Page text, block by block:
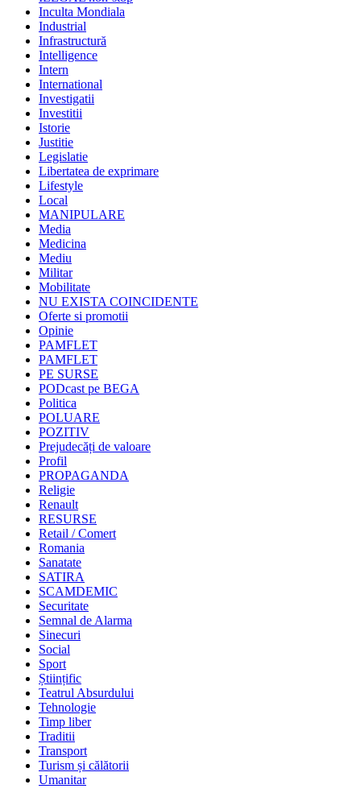
Inculta Mondiala
Industrial
Infrastructură
Intelligence
Intern
International
Investigatii
Investitii
Istorie
Justitie
Legislatie
Libertatea de exprimare
Lifestyle
Local
MANIPULARE
Media
Medicina
Mediu
Militar
Mobilitate
NU EXISTA COINCIDENTE
Oferte si promotii
Opinie
PAMFLET
PAMFLET
PE SURSE
PODcast pe BEGA
Politica
POLUARE
POZITIV
Prejudecăți de valoare
Profil
PROPAGANDA
Religie
Renault
RESURSE
Retail / Comert
Romania
Sanatate
SATIRA
SCAMDEMIC
Securitate
Semnal de Alarma
Sinecuri
Social
Sport
Științific
Teatrul Absurdului
Tehnologie
Timp liber
Traditii
Transport
Turism și călătorii
Umanitar